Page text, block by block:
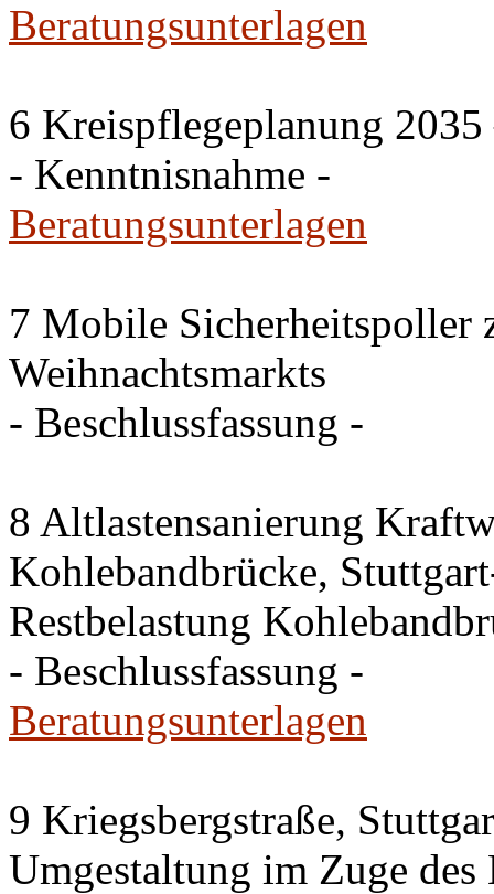
Beratungsunterlagen
6 Kreispflegeplanung
- Kenntnisnahme -
Beratungsunterlagen
7 Mobile Sicherheitspoller
Weihnachtsmarkts
- Beschlussfassung -
8 Altlastensanierung
Kohlebandbrücke,
Restbelastung
- Beschlussfassung -
Beratungsunterlagen
9 Kriegsbergstraße,
Umgestaltung im Zuge